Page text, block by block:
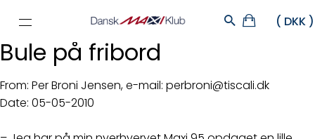
Bule på fribord
From: Per Broni Jensen, e-mail: perbroni@tiscali.dk
Date: 05-05-2010